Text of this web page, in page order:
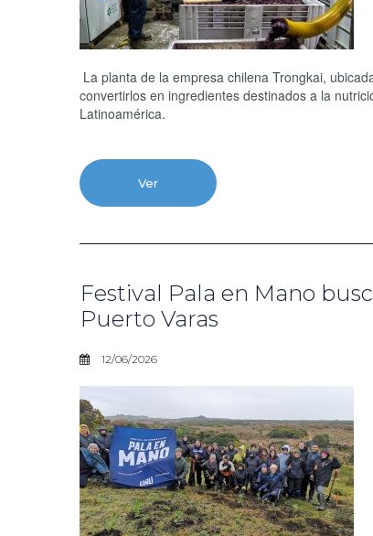
La planta de la empresa chilena Trongkai,
convertirlos en ingredientes destinados a la
Latinoamérica.
Ver
Festival Pala en Mano
Puerto Varas
12/06/2026